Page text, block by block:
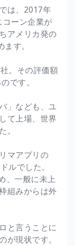
は、2017年
ーン企業が
アメリカ発の
す。
。その評価額
です。
」なども、ユ
て上場、世界
。
マアプリの
ルでした。
、一般に未上
組みからは外
と言うことに
が現状です。